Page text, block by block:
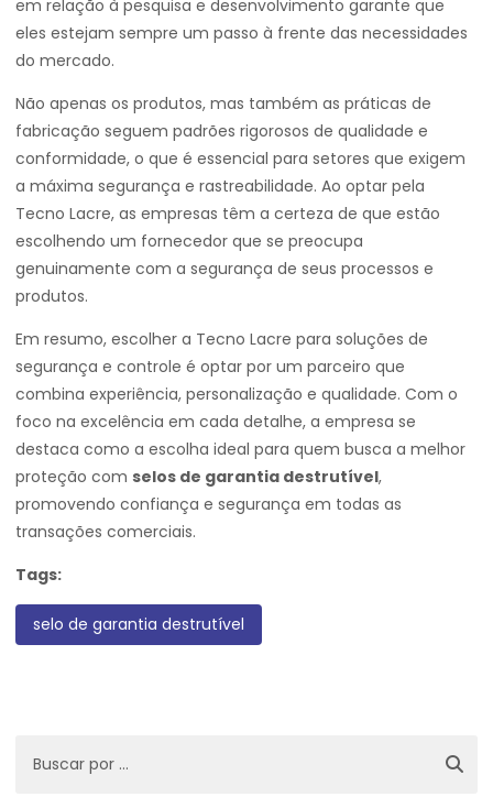
em relação à pesquisa e desenvolvimento garante que
eles estejam sempre um passo à frente das necessidades
do mercado.
Não apenas os produtos, mas também as práticas de
fabricação seguem padrões rigorosos de qualidade e
conformidade, o que é essencial para setores que exigem
a máxima segurança e rastreabilidade. Ao optar pela
Tecno Lacre, as empresas têm a certeza de que estão
escolhendo um fornecedor que se preocupa
genuinamente com a segurança de seus processos e
produtos.
Em resumo, escolher a Tecno Lacre para soluções de
segurança e controle é optar por um parceiro que
combina experiência, personalização e qualidade. Com o
foco na excelência em cada detalhe, a empresa se
destaca como a escolha ideal para quem busca a melhor
proteção com selos de garantia destrutível,
promovendo confiança e segurança em todas as
transações comerciais.
Tags:
selo de garantia destrutível